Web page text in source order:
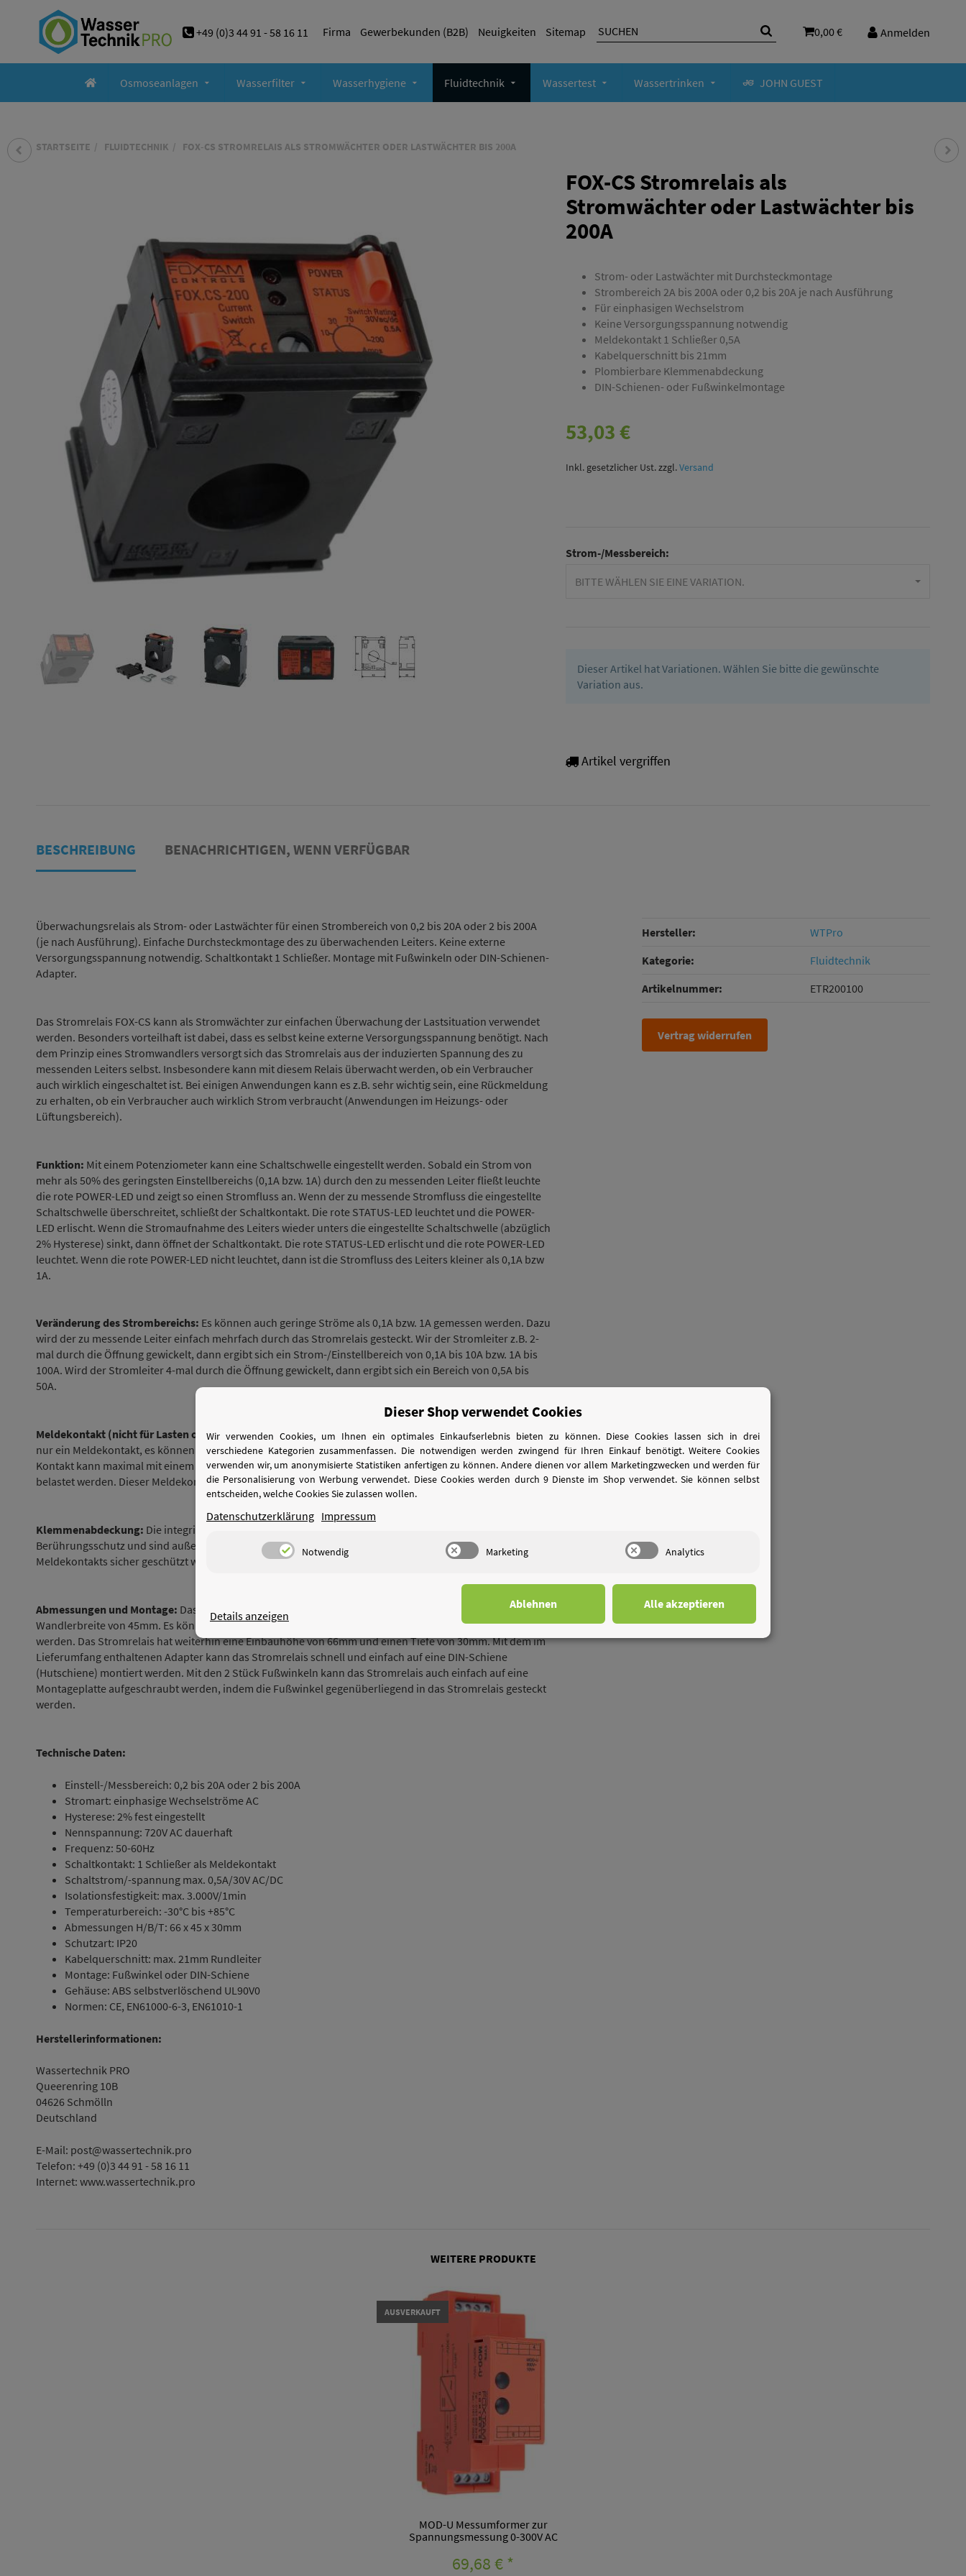
+49 (0)3 44 91 - 58 16 11 Firma Gewerbekunden (B2B) Neuigkeiten Sitemap 0,00 € Anmelden
Osmoseanlagen Wasserfilter Wasserhygiene Fluidtechnik Wassertest Wassertrinken JOHN GUEST
STARTSEITE FLUIDTECHNIK FOX-CS STROMRELAIS ALS STROMWÄCHTER ODER LASTWÄCHTER BIS 200A
FOX-CS Stromrelais als
Stromwächter oder Lastwächter bis
200A
Strom- oder Lastwächter mit Durchsteckmontage
Strombereich 2A bis 200A oder 0,2 bis 20A je nach Ausführung
Für einphasigen Wechselstrom
Keine Versorgungsspannung notwendig
Meldekontakt 1 Schließer 0,5A
Kabelquerschnitt bis 21mm
Plombierbare Klemmenabdeckung
DIN-Schienen- oder Fußwinkelmontage
53,03 €
Inkl. gesetzlicher Ust. zzgl.Versand
Strom-/Messbereich:
BITTE WÄHLEN SIE EINE VARIATION.
Dieser Artikel hat Variationen. Wählen Sie bitte die gewünschte
Variation aus.
Artikel vergriffen
BESCHREIBUNG BENACHRICHTIGEN, WENN VERFÜGBAR
Überwachungsrelais als Strom- oder Lastwächter für einen Strombereich von 0,2 bis 20A oder 2 bis 200A
(je nach Ausführung). Einfache Durchsteckmontage des zu überwachenden Leiters. Keine externe
Versorgungsspannung notwendig. Schaltkontakt 1 Schließer. Montage mit Fußwinkeln oder DIN-Schienen-
Adapter.
Das Stromrelais FOX-CS kann als Stromwächter zur einfachen Überwachung der Lastsituation verwendet
werden. Besonders vorteilhaft ist dabei, dass es selbst keine externe Versorgungsspannung benötigt. Nach
dem Prinzip eines Stromwandlers versorgt sich das Stromrelais aus der induzierten Spannung des zu
messenden Leiters selbst. Insbesondere kann mit diesem Relais überwacht werden, ob ein Verbraucher
auch wirklich eingeschaltet ist. Bei einigen Anwendungen kann es z.B. sehr wichtig sein, eine Rückmeldung
zu erhalten, ob ein Verbraucher auch wirklich Strom verbraucht (Anwendungen im Heizungs- oder
Lüftungsbereich).
Funktion: Mit einem Potenziometer kann eine Schaltschwelle eingestellt werden. Sobald ein Strom von
mehr als 50% des geringsten Einstellbereichs (0,1A bzw. 1A) durch den zu messenden Leiter fließt leuchte
die rote POWER-LED und zeigt so einen Stromfluss an. Wenn der zu messende Stromfluss die eingestellte
Schaltschwelle überschreitet, schließt der Schaltkontakt. Die rote STATUS-LED leuchtet und die POWER-
LED erlischt. Wenn die Stromaufnahme des Leiters wieder unters die eingestellte Schaltschwelle (abzüglich
2% Hysterese) sinkt, dann öffnet der Schaltkontakt. Die rote STATUS-LED erlischt und die rote POWER-LED
leuchtet. Wenn die rote POWER-LED nicht leuchtet, dann ist die Stromfluss des Leiters kleiner als 0,1A bzw
1A.
Veränderung des Strombereichs: Es können auch geringe Ströme als 0,1A bzw. 1A gemessen werden. Dazu
wird der zu messende Leiter einfach mehrfach durch das Stromrelais gesteckt. Wir der Stromleiter z.B. 2-
mal durch die Öffnung gewickelt, dann ergibt sich ein Strom-/Einstellbereich von 0,1A bis 10A bzw. 1A bis
100A. Wird der Stromleiter 4-mal durch die Öffnung gewickelt, dann ergibt sich ein Bereich von 0,5A bis
50A.
Meldekontakt (nicht für Lasten oder 230V AC!):Der Schaltkontakt ist ein Schließerkontakt. Der Kontakt ist
nur ein Meldekontakt, es können damit keine Lasten oder 230V-Spannungen geschaltet werden. Der
Kontakt kann maximal mit einem Schaltstrom von 0,5A bzw. mit einer Schaltspannung von 30V AC/DC
belastet werden. Dieser Meldekontakt kann zur Auswertung z.B. auf eine SPS aufgeschaltet werden.
Klemmenabdeckung: Die integrierten Klemmenabdeckungen gewährleisten einen sicheren
Berührungsschutz und sind außerdem plombierbar. Dadurch können die Anschlussklemmen des
Meldekontakts sicher geschützt werden.
Abmessungen und Montage: Das Stromrelais hat die Bauform eines normalen Stromwandlers mit einer
Wandlerbreite von 45mm. Es können Rundleiter (Kabel) bis 21mm Durchmesser durch die Öffnung gesteckt
werden. Das Stromrelais hat weiterhin eine Einbauhöhe von 66mm und einen Tiefe von 30mm. Mit dem im
Lieferumfang enthaltenen Adapter kann das Stromrelais schnell und einfach auf eine DIN-Schiene
(Hutschiene) montiert werden. Mit den 2 Stück Fußwinkeln kann das Stromrelais auch einfach auf eine
Montageplatte aufgeschraubt werden, indem die Fußwinkel gegenüberliegend in das Stromrelais gesteckt
werden.
Technische Daten:
Einstell-/Messbereich: 0,2 bis 20A oder 2 bis 200A
Stromart: einphasige Wechselströme AC
Hysterese: 2% fest eingestellt
Nennspannung: 720V AC dauerhaft
Frequenz: 50-60Hz
Schaltkontakt: 1 Schließer als Meldekontakt
Schaltstrom/-spannung max. 0,5A/30V AC/DC
Isolationsfestigkeit: max. 3.000V/1min
Temperaturbereich: -30°C bis +85°C
Abmessungen H/B/T: 66 x 45 x 30mm
Schutzart: IP20
Kabelquerschnitt: max. 21mm Rundleiter
Montage: Fußwinkel oder DIN-Schiene
Gehäuse: ABS selbstverlöschend UL90V0
Normen: CE, EN61000-6-3, EN61010-1
Herstellerinformationen:
Wassertechnik PRO
Queerenring 10B
04626 Schmölln
Deutschland
E-Mail: post@wassertechnik.pro
Telefon: +49 (0)3 44 91 - 58 16 11
Internet: www.wassertechnik.pro
Hersteller:
WTPro
Kategorie:
Fluidtechnik
Artikelnummer:
ETR200100
Vertrag widerrufen
WEITERE PRODUKTE
AUSVERKAUFT
MOD-U Messumformer zur
Spannungsmessung 0-300V AC
69,68 €*
Dieser Shop verwendet Cookies
Wir verwenden Cookies, um Ihnen ein optimales Einkaufserlebnis bieten zu können. Diese Cookies lassen sich in drei
verschiedene Kategorien zusammenfassen. Die notwendigen werden zwingend für Ihren Einkauf benötigt. Weitere Cookies
verwenden wir, um anonymisierte Statistiken anfertigen zu können. Andere dienen vor allem Marketingzwecken und werden für
die Personalisierung von Werbung verwendet. Diese Cookies werden durch 9 Dienste im Shop verwendet. Sie können selbst
entscheiden, welche Cookies Sie zulassen wollen.
Datenschutzerklärung Impressum
Notwendig Marketing Analytics
Details anzeigen
Ablehnen Alle akzeptieren